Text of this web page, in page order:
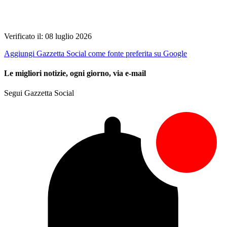
Verificato il: 08 luglio 2026
Aggiungi Gazzetta Social come fonte preferita su Google
Le migliori notizie, ogni giorno, via e-mail
Segui Gazzetta Social